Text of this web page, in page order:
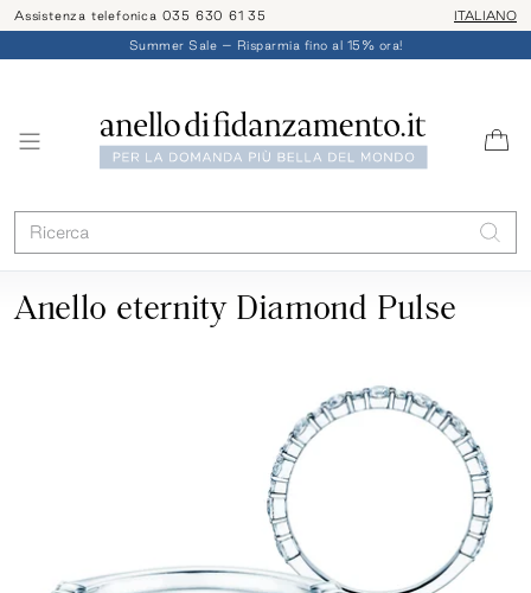
Assistenza telefonica 035 630 61 35 ITALIANO
Summer Sale – Risparmia fino al 15% ora!
Anello eternity Diamond Pulse